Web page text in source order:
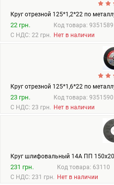
Круг отрезной 125*1,2*22 по
22 грн.
С НДС: 22 грн.
Код товара: 9351589
Нет в наличии
Круг отрезной 125*1,6*22 по
23 грн.
С НДС: 23 грн.
Код товара: 9351590
Нет в наличии
Круг шлифовальный 14А ПП
231 грн.
С НДС: 231 грн.
Код товара: 63110
Нет в наличии